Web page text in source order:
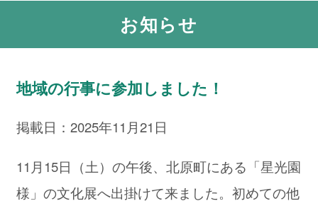
お知らせ
地域の行事に参加しました！
掲載日：2025年11月21日
11月15日（土）の午後、北原町にある「星光園
様」の文化展へ出掛けて来ました。初めての他